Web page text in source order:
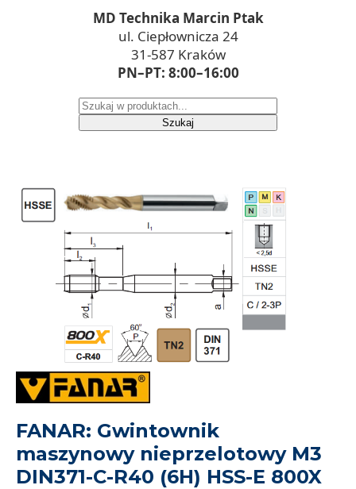
MD Technika Marcin Ptak
ul. Ciepłownicza 24
31-587 Kraków
PN–PT: 8:00–16:00
Szukaj
FANAR: Gwintownik
maszynowy nieprzelotowy M3
DIN371-C-R40 (6H) HSS-E 800X